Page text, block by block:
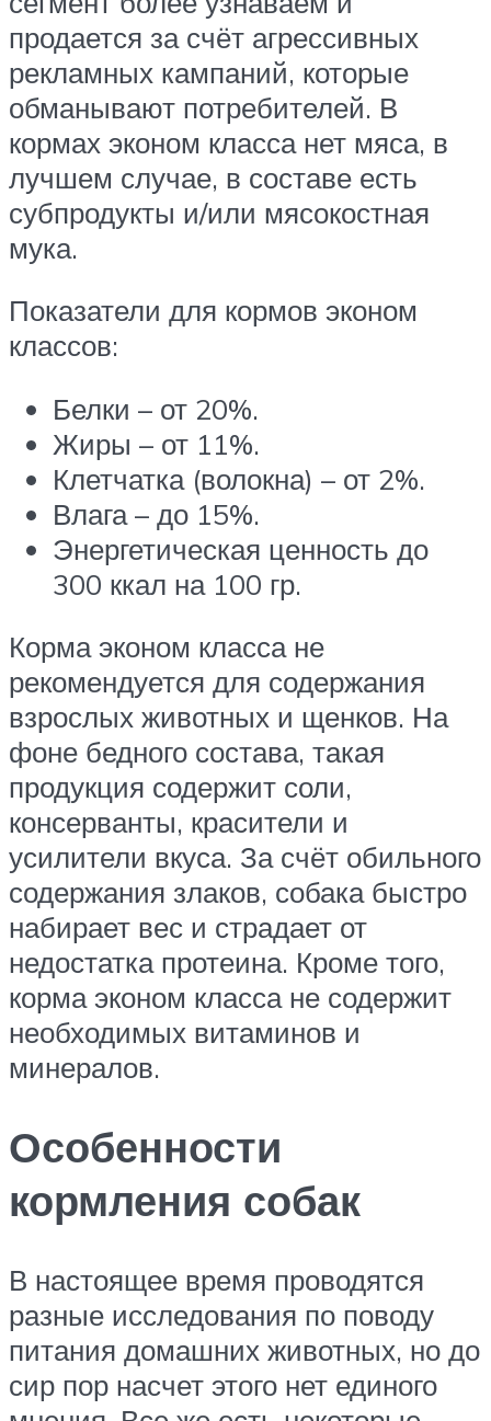
продается за счёт агрессивных
рекламных кампаний, которые
обманывают потребителей. В
кормах эконом класса нет мяса, в
лучшем случае, в составе есть
субпродукты и/или мясокостная
мука.
Показатели для кормов эконом
классов:
Белки – от 20%.
Жиры – от 11%.
Клетчатка (волокна) – от 2%.
Влага – до 15%.
Энергетическая ценность до
300 ккал на 100 гр.
Корма эконом класса не
рекомендуется для содержания
взрослых животных и щенков. На
фоне бедного состава, такая
продукция содержит соли,
консерванты, красители и
усилители вкуса. За счёт обильного
содержания злаков, собака быстро
набирает вес и страдает от
недостатка протеина. Кроме того,
корма эконом класса не содержит
необходимых витаминов и
минералов.
Особенности
кормления собак
В настоящее время проводятся
разные исследования по поводу
питания домашних животных, но до
сир пор насчет этого нет единого